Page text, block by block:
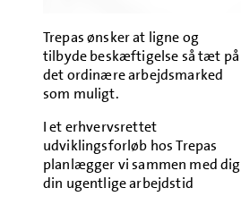
Trepas ønsker at ligne og
tilbyde beskæftigelse så tæt på
det ordinære arbejdsmarked
som muligt.
I et erhvervsrettet
udviklingsforløb hos Trepas
planlægger vi sammen med dig
din ugentlige arbejdstid